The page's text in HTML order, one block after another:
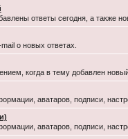
ответы сегодня, а также
о новых ответах.
когда в тему добавлен
аватаров, подписи,
аватаров, подписи,